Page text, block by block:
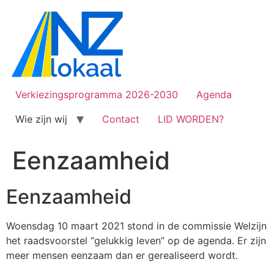
Verkiezingsprogramma 2026-2030
Agenda
Wie zijn wij
Contact LID WORDEN?
Eenzaamheid
Eenzaamheid
Woensdag 10 maart 2021 stond in de commissie Welzijn
het raadsvoorstel “gelukkig leven” op de agenda. Er zijn
meer mensen eenzaam dan er gerealiseerd wordt.